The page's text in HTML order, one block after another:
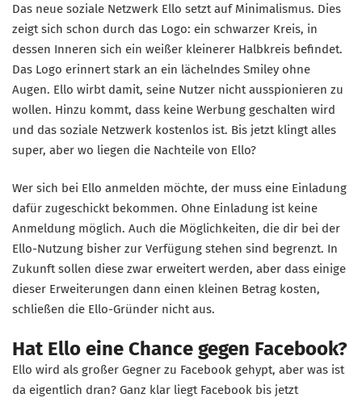
Das neue soziale Netzwerk Ello setzt auf Minimalismus. Dies
zeigt sich schon durch das Logo: ein schwarzer Kreis, in
dessen Inneren sich ein weißer kleinerer Halbkreis befindet.
Das Logo erinnert stark an ein lächelndes Smiley ohne
Augen. Ello wirbt damit, seine Nutzer nicht ausspionieren zu
wollen. Hinzu kommt, dass keine Werbung geschalten wird
und das soziale Netzwerk kostenlos ist. Bis jetzt klingt alles
super, aber wo liegen die Nachteile von Ello?
Wer sich bei Ello anmelden möchte, der muss eine Einladung
dafür zugeschickt bekommen. Ohne Einladung ist keine
Anmeldung möglich. Auch die Möglichkeiten, die dir bei der
Ello-Nutzung bisher zur Verfügung stehen sind begrenzt. In
Zukunft sollen diese zwar erweitert werden, aber dass einige
dieser Erweiterungen dann einen kleinen Betrag kosten,
schließen die Ello-Gründer nicht aus.
Hat Ello eine Chance gegen Facebook?
Ello wird als großer Gegner zu Facebook gehypt, aber was ist
da eigentlich dran? Ganz klar liegt Facebook bis jetzt